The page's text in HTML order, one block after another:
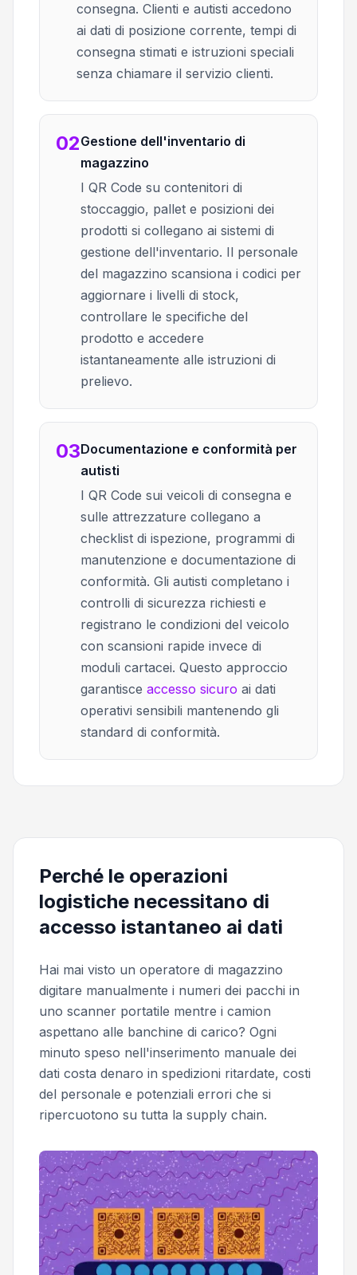
consegna. Clienti e autisti accedono
ai dati di posizione corrente, tempi di
consegna stimati e istruzioni speciali
senza chiamare il servizio clienti.
02Gestione dell'inventario di
magazzino
I QR Code su contenitori di
stoccaggio, pallet e posizioni dei
prodotti si collegano ai sistemi di
gestione dell'inventario. Il personale
del magazzino scansiona i codici per
aggiornare i livelli di stock,
controllare le specifiche del
prodotto e accedere
istantaneamente alle istruzioni di
prelievo.
03Documentazione e conformità per
autisti
I QR Code sui veicoli di consegna e
sulle attrezzature collegano a
checklist di ispezione, programmi di
manutenzione e documentazione di
conformità. Gli autisti completano i
controlli di sicurezza richiesti e
registrano le condizioni del veicolo
con scansioni rapide invece di
moduli cartacei. Questo approccio
garantisce accesso sicuro ai dati
operativi sensibili mantenendo gli
standard di conformità.
Perché le operazioni
logistiche necessitano di
accesso istantaneo ai dati
Hai mai visto un operatore di magazzino
digitare manualmente i numeri dei pacchi in
uno scanner portatile mentre i camion
aspettano alle banchine di carico? Ogni
minuto speso nell'inserimento manuale dei
dati costa denaro in spedizioni ritardate, costi
del personale e potenziali errori che si
ripercuotono su tutta la supply chain.